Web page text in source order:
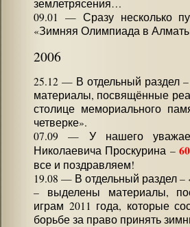
землетрясения…
09.01 — Сразу несколько
«Зимняя Олимпиада в
2006
25.12 — В отдельный раздел
материалы, посвящённые
столице мемориального
четверке».
07.09 — У нашего
Николаевича Проскурина –
все и поздравляем!
19.08 — В отдельный раздел
– выделены материалы,
играм 2011 года, которые
борьбе за право принять